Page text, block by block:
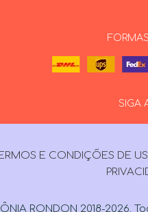
SIGA
E CONDIÇÕES DE
RONDON 2018-2026.